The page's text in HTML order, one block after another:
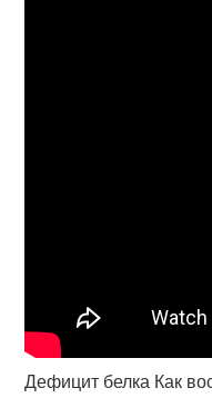
Дефицит белка Как